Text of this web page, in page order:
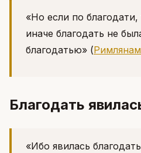
«Но если по
иначе благодать не
благодатью» (Римлянам
Благодать
«Ибо явилась